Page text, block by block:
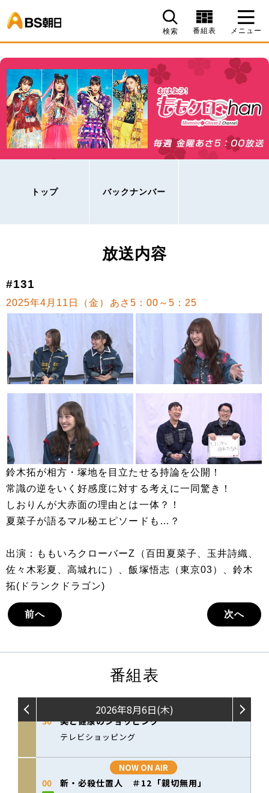
検索 番組表 メニュー
トップ バックナンバー
放送内容
#131
2025年4月11日（金）あさ5：00～5：25
鈴木拓が相方・塚地を目立たせる持論を公開！
常識の逆をいく好感度に対する考えに一同驚き！
しおりんが大赤面の理由とは一体？！
夏菜子が語るマル秘エピソードも…？
出演：ももいろクローバーZ（百田夏菜子、玉井詩織、
佐々木彩夏、高城れに）、飯塚悟志（東京03）、鈴木
拓(ドランクドラゴン)
前へ 次へ
番組表